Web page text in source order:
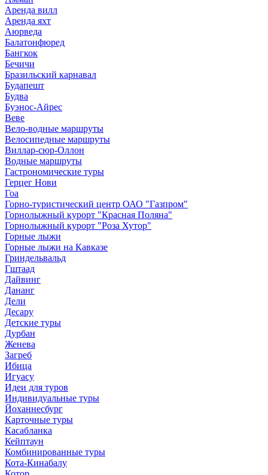
Аренда вилл
Аренда яхт
Аюрведа
Балатонфюред
Бангкок
Бечичи
Бразильский карнавал
Будапешт
Будва
Буэнос-Айрес
Веве
Вело-водные маршруты
Велосипедные маршруты
Виллар-сюр-Оллон
Водные маршруты
Гастрономические туры
Герцег Нови
Гоа
Горно-туристический центр ОАО "Газпром"
Горнолыжный курорт "Красная Поляна"
Горнолыжный курорт "Роза Хутор"
Горные лыжи
Горные лыжи на Кавказе
Гриндельвальд
Гштаад
Дайвинг
Дананг
Дели
Десару
Детские туры
Дурбан
Женева
Загреб
Ибица
Игуасу
Идеи для туров
Индивидуальные туры
Йоханнесбург
Карточные туры
Касабланка
Кейптаун
Комбинированные туры
Кота-Кинабалу